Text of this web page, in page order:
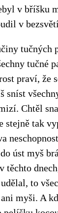
v bříšku
v
tučných
tučné
praví, že
sníst
Chtěl
stejně tak
úst myš
těchto
to
myši. A